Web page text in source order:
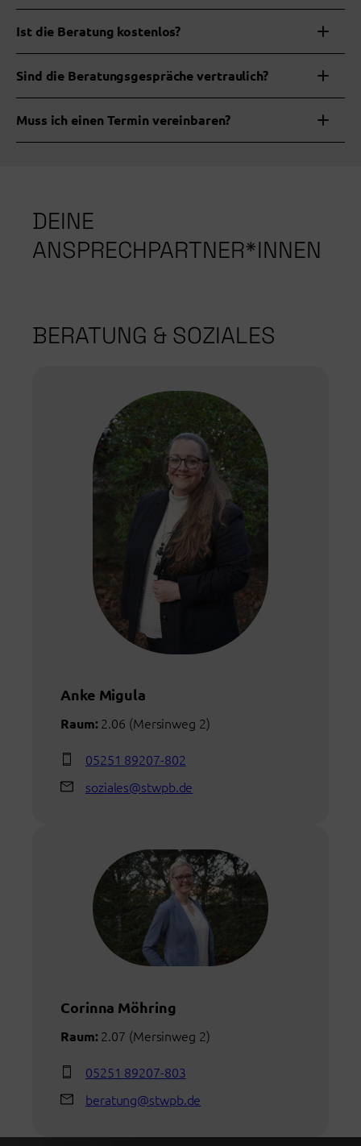
Ist die Beratung kostenlos?
Sind die Beratungsgespräche vertraulich?
Muss ich einen Termin vereinbaren?
DEINE
ANSPRECHPARTNER*INNEN
BERATUNG & SOZIALES
Anke Migula
Raum:2.06 (Mersinweg 2)
05251 89207-802
soziales@stwpb.de
Corinna Möhring
Raum:2.07 (Mersinweg 2)
05251 89207-803
beratung@stwpb.de